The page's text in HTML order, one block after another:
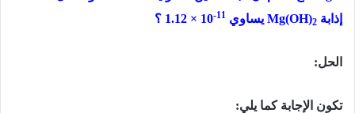
إذابة
Mg(OH)2 يساوي 1.12 × 10-11 ؟
الحل:
تكون الإجابة كما يلي: